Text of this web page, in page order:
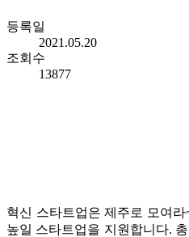
등록일
2021.05.20
조회수
13877
혁신 스타트업은 제주로 모여
높일 스타트업을 지원합니다.